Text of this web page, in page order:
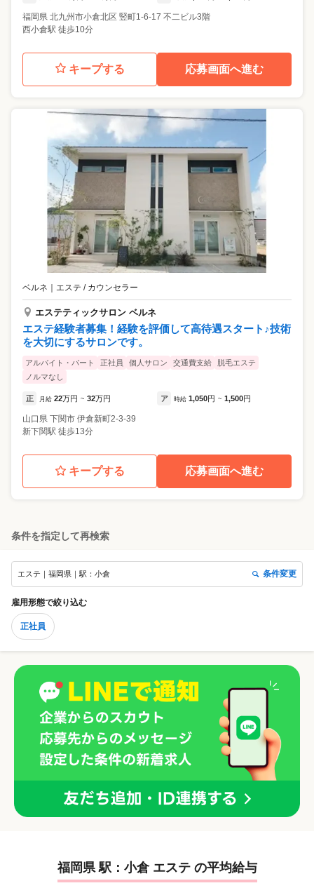
福岡県 北九州市小倉北区 竪町1-6-17 不二ビル3階
西小倉駅 徒歩10分
キープする 応募画面へ進む
ベルネ エステ / カウンセラー
エステティックサロン ベルネ
エステ経験者募集！経験を評価して高待遇スタート♪技術
を大切にするサロンです。
アルバイト・パート 正社員 個人サロン 交通費支給
脱毛エステ
ノルマなし
正 月給 22万円 ~ 32万円 ア 時給 1,050円 ~ 1,500円
山口県 下関市 伊倉新町2-3-39
新下関駅 徒歩13分
キープする 応募画面へ進む
条件を指定して再検索
エステ｜福岡県｜駅：小倉 条件変更
雇用形態で絞り込む
正社員
福岡県 駅：小倉 エステ の平均給与